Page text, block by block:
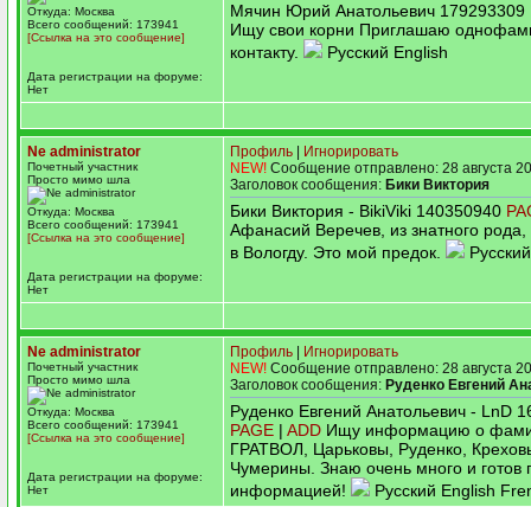
Откуда: Москва
Всего сообщений: 173941
[Ссылка на это сообщение]
Дата регистрации на форуме:
Нет
Мячин Юрий Анатольевич 179293309
Ищу свои корни Приглашаю
контакту.
Русский English
Ne administrator
Почетный участник
Просто мимо шла
Откуда: Москва
Всего сообщений: 173941
[Ссылка на это сообщение]
Дата регистрации на форуме:
Нет
Профиль
Игнорировать
NEW! Сообщение отправлено: 28 августа
Заголовок сообщения: Бики Виктория
Бики Виктория - BikiViki 140350940
Афанасий Веречев, из знатного
в Вологду. Это мой предок.
Русский
Ne administrator
Почетный участник
Просто мимо шла
Откуда: Москва
Всего сообщений: 173941
[Ссылка на это сообщение]
Дата регистрации на форуме:
Нет
Профиль
Игнорировать
NEW! Сообщение отправлено: 28 августа
Заголовок сообщения: Руденко Евгений
Руденко Евгений Анатольевич - LnD
PAGE | ADD Ищу информацию о
ГРАТВОЛ, Царьковы, Руденко,
Чумерины. Знаю очень много и готов
информацией!
Русский English